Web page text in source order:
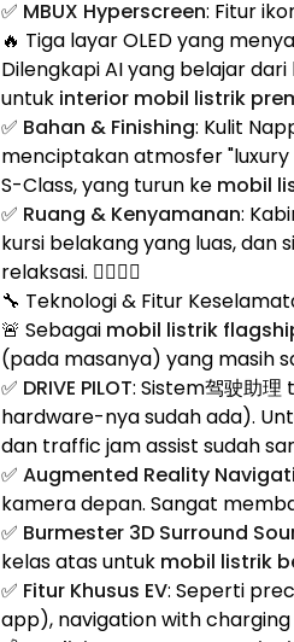
✅ MBUX Hyperscreen: Fitur
🔥 Tiga layar OLED yang
Dilengkapi AI yang belajar
untuk interior mobil listrik
✅ Bahan & Finishing: Kulit
menciptakan atmosfer
S-Class, yang turun ke mobil
✅ Ruang & Kenyamanan:
kursi belakang yang luas, dan
relaksasi. 🧘‍♂️💆‍♂️
🔧 Teknologi & Fitur
🚨 Sebagai mobil listrik
(pada masanya) yang masih
✅ DRIVE PILOT: Sistem驾驶助
hardware-nya sudah ada).
dan traffic jam assist sudah
✅ Augmented Reality
kamera depan. Sangat
✅ Burmester 3D Surround
kelas atas untuk mobil listrik
✅ Fitur Khusus EV: Seperti
app), navigation with